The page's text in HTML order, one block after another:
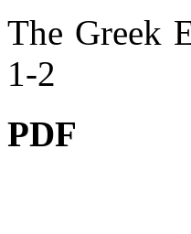
The Greek
1-2
PDF